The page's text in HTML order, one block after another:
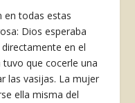
en todas estas
Dios esperaba
en el
que cocerle una
las vasijas. La mujer
ella misma del